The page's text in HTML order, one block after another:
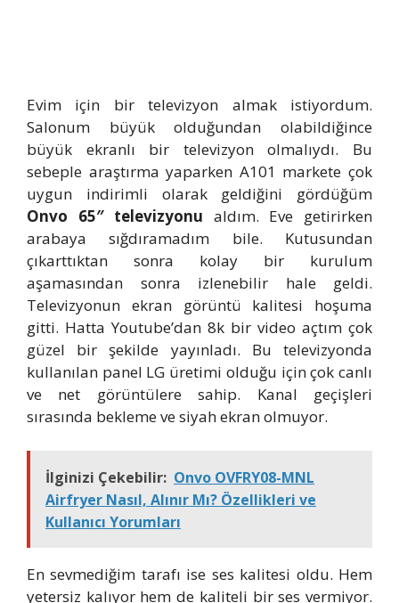
Evim için bir televizyon almak istiyordum.
Salonum büyük olduğundan olabildiğince
büyük ekranlı bir televizyon olmalıydı. Bu
sebeple araştırma yaparken A101 markete çok
uygun indirimli olarak geldiğini gördüğüm
Onvo 65″ televizyonu aldım. Eve getirirken
arabaya sığdıramadım bile. Kutusundan
çıkarttıktan sonra kolay bir kurulum
aşamasından sonra izlenebilir hale geldi.
Televizyonun ekran görüntü kalitesi hoşuma
gitti. Hatta Youtube’dan 8k bir video açtım çok
güzel bir şekilde yayınladı. Bu televizyonda
kullanılan panel LG üretimi olduğu için çok canlı
ve net görüntülere sahip. Kanal geçişleri
sırasında bekleme ve siyah ekran olmuyor.
İlginizi Çekebilir: Onvo OVFRY08-MNL
Airfryer Nasıl, Alınır Mı? Özellikleri ve
Kullanıcı Yorumları
En sevmediğim tarafı ise ses kalitesi oldu. Hem
yetersiz kalıyor hem de kaliteli bir ses vermiyor.